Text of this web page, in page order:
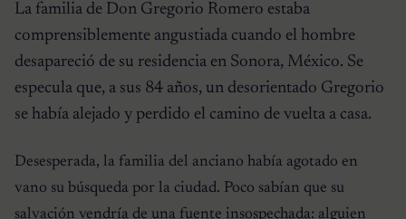
La familia de Don Gregorio Romero estaba
comprensiblemente angustiada cuando el hombre
desapareció de su residencia en Sonora, México. Se
especula que, a sus 84 años, un desorientado Gregorio
se había alejado y perdido el camino de vuelta a casa.
Desesperada, la familia del anciano había agotado en
vano su búsqueda por la ciudad. Poco sabían que su
salvación vendría de una fuente insospechada: alguien